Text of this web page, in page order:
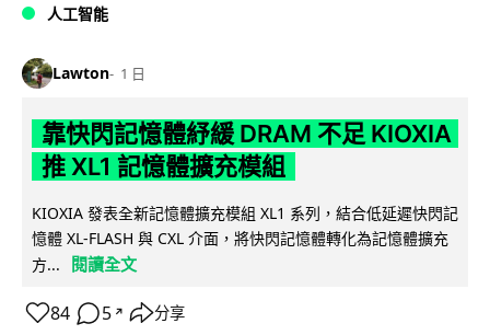
人工智能
Lawton 1 日
靠快閃記憶體紓緩 DRAM 不足 KIOXIA
推 XL1 記憶體擴充模組
KIOXIA 發表全新記憶體擴充模組 XL1 系列，結合低延遲快閃記
憶體 XL-FLASH 與 CXL 介面，將快閃記憶體轉化為記憶體擴充
方...
閱讀全文
84 5 ↗ 分享